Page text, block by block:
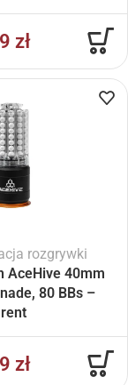
zł
rozgrywki
AceHive 40mm
80 BBs –
zł